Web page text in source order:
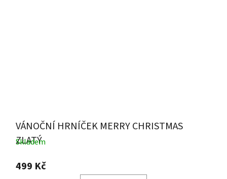
VÁNOČNÍ HRNÍČEK MERRY CHRISTMAS
ZLATÝ
Skladem
499 Kč